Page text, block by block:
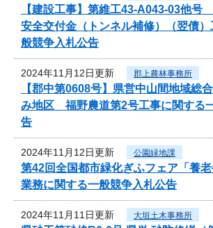
【建設工事】第維工43-A043-03他
安全交付金（トンネル補修）（翌債
般競争入札公告
2024年11月12日更新 郡上農林事務所
【郡中第0608号】県営中山間地域総
み地区 福野農道第2号工事に関する
告
2024年11月12日更新 公園緑地課
第42回全国都市緑化ぎふフェア「養
業務に関する一般競争入札公告
2024年11月11日更新 大垣土木事務所